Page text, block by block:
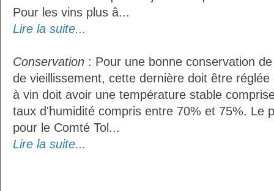
Pour les vins plus â...
Lire la suite...
Conservation : Pour une bonne conservation
de vieillissement, cette dernière doit être réglée
à vin doit avoir une température stable
taux d'humidité compris entre 70% et 75%. Le
pour le Comté Tol...
Lire la suite...